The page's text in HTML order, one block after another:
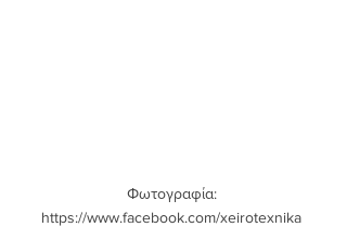
Φωτογραφία:
https://www.facebook.com/xeirotexnika